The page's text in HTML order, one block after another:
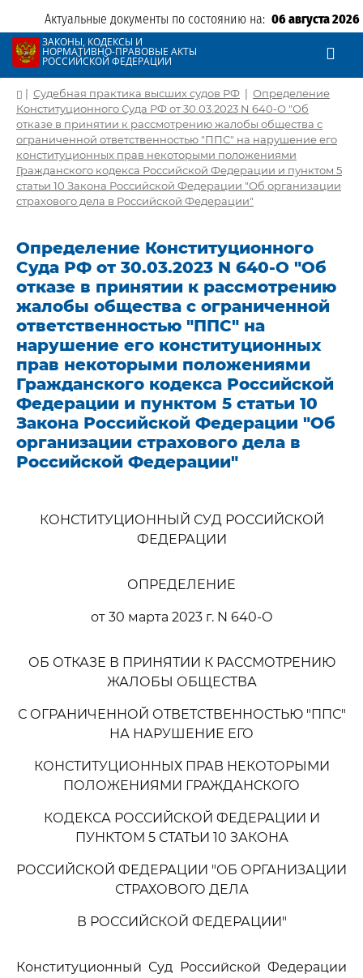
Актуальные документы по состоянию на: 06 августа 2026
ЗАКОНЫ, КОДЕКСЫ И
НОРМАТИВНО-ПРАВОВЫЕ АКТЫ
РОССИЙСКОЙ ФЕДЕРАЦИИ
| Судебная практика высших судов РФ | Определение
Конституционного Суда РФ от 30.03.2023 N 640-О "Об
отказе в принятии к рассмотрению жалобы общества с
ограниченной ответственностью "ППС" на нарушение его
конституционных прав некоторыми положениями
Гражданского кодекса Российской Федерации и пунктом 5
статьи 10 Закона Российской Федерации "Об организации
страхового дела в Российской Федерации"
Определение Конституционного
Суда РФ от 30.03.2023 N 640-О "Об
отказе в принятии к рассмотрению
жалобы общества с ограниченной
ответственностью "ППС" на
нарушение его конституционных
прав некоторыми положениями
Гражданского кодекса Российской
Федерации и пунктом 5 статьи 10
Закона Российской Федерации "Об
организации страхового дела в
Российской Федерации"
КОНСТИТУЦИОННЫЙ СУД РОССИЙСКОЙ
ФЕДЕРАЦИИ
ОПРЕДЕЛЕНИЕ
от 30 марта 2023 г. N 640-О
ОБ ОТКАЗЕ В ПРИНЯТИИ К РАССМОТРЕНИЮ
ЖАЛОБЫ ОБЩЕСТВА
С ОГРАНИЧЕННОЙ ОТВЕТСТВЕННОСТЬЮ "ППС"
НА НАРУШЕНИЕ ЕГО
КОНСТИТУЦИОННЫХ ПРАВ НЕКОТОРЫМИ
ПОЛОЖЕНИЯМИ ГРАЖДАНСКОГО
КОДЕКСА РОССИЙСКОЙ ФЕДЕРАЦИИ И
ПУНКТОМ 5 СТАТЬИ 10 ЗАКОНА
РОССИЙСКОЙ ФЕДЕРАЦИИ "ОБ ОРГАНИЗАЦИИ
СТРАХОВОГО ДЕЛА
В РОССИЙСКОЙ ФЕДЕРАЦИИ"
Конституционный Суд Российской Федерации